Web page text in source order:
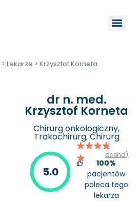
> Lekarze > Krzysztof Korneta
dr n. med.
Krzysztof Korneta
Chirurg onkologiczny,
Trakochirurg, Chirurg
5.0
(1
ocena)
100%
pacjentów
poleca tego
lekarza